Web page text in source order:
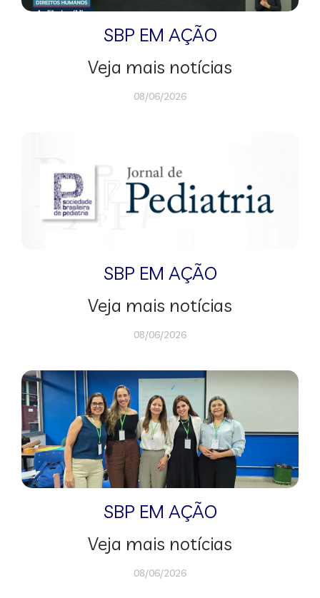
SBP EM AÇÃO
Veja mais notícias
08/06/2026
SBP EM AÇÃO
Veja mais notícias
08/06/2026
SBP EM AÇÃO
Veja mais notícias
08/06/2026